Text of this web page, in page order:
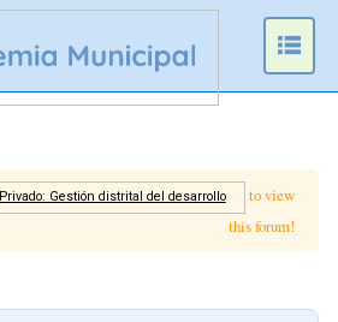
Privado: Gestión distrital del desarrollo
to view
this forum!